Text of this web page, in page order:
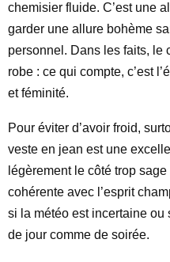
chemisier fluide. C’est une
garder une allure bohème
personnel. Dans les faits, le
robe : ce qui compte, c’est
et féminité.
Pour éviter d’avoir froid,
veste en jean est une
légèrement le côté trop
cohérente avec l’esprit
si la météo est incertaine
de jour comme de soirée.